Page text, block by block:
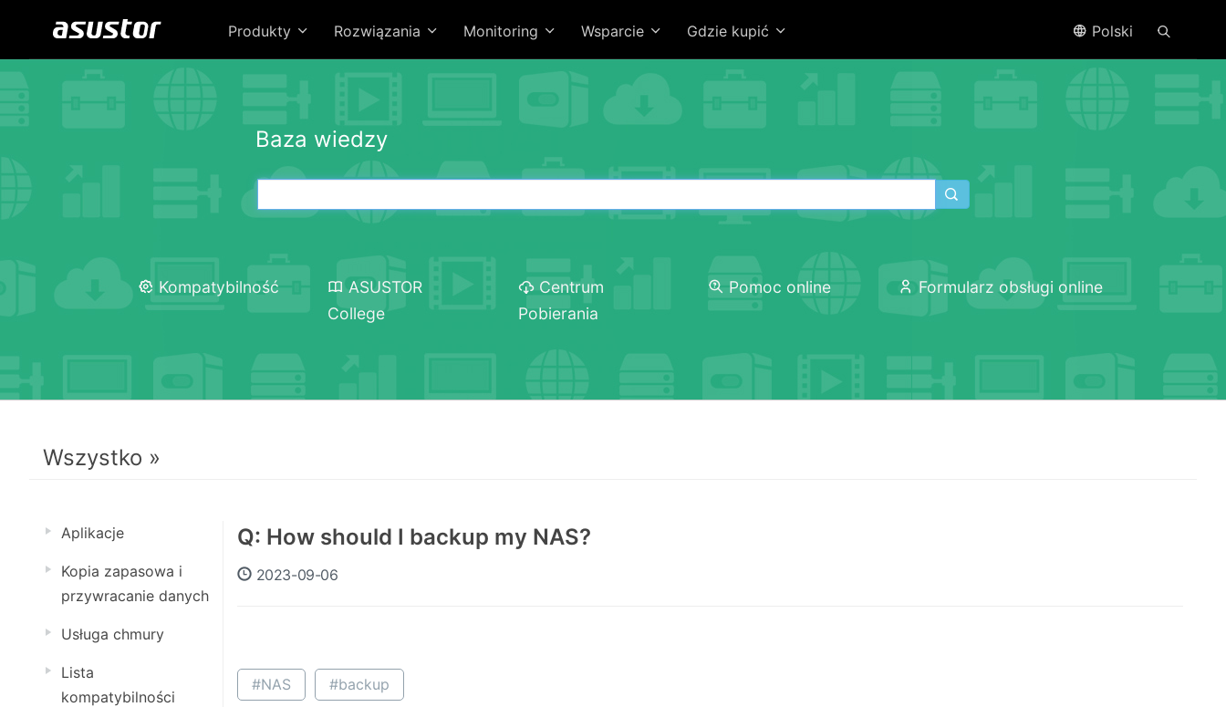
Produkty Rozwiązania Monitoring Wsparcie Gdzie kupić Polski
Baza wiedzy
Kompatybilność
ASUSTOR
College
Centrum
Pobierania
Pomoc online Formularz obsługi online
Wszystko »
Aplikacje
Kopia zapasowa i
przywracanie danych
Usługa chmury
Lista
kompatybilności
Q: How should I backup my NAS?
2023-09-06
#NAS #backup